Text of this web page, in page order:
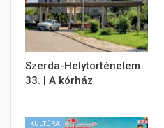
Szerda-Helytörténelem
33. | A kórház
KULTÚRA